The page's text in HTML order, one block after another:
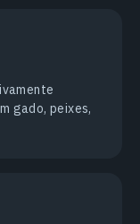
gado, peixes,